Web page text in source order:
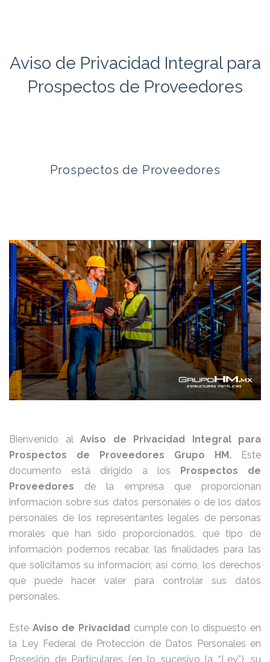
Aviso de Privacidad Integral para
Prospectos de Proveedores
Prospectos de Proveedores
Bienvenido al Aviso de Privacidad Integral para
Prospectos de Proveedores Grupo HM. Este
documento está dirigido a los
Prospectos de
Proveedores de la empresa que proporcionan
información sobre sus datos personales o de los datos
personales de los representantes legales de personas
morales que han sido proporcionados, qué tipo de
información podemos recabar, las finalidades para las
que solicitamos su información; así como, los derechos
que puede hacer valer para controlar sus datos
personales.
Este Aviso de Privacidad cumple con lo dispuesto en
la Ley Federal de Protección de Datos Personales en
Posesión de Particulares (en lo sucesivo la “Ley”), su